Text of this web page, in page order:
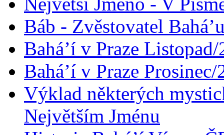
Báb - Zvěstovatel
Bahá’í v Praze
Bahá’í v Praze Prosinec/
Výklad některých
Největším Jménu